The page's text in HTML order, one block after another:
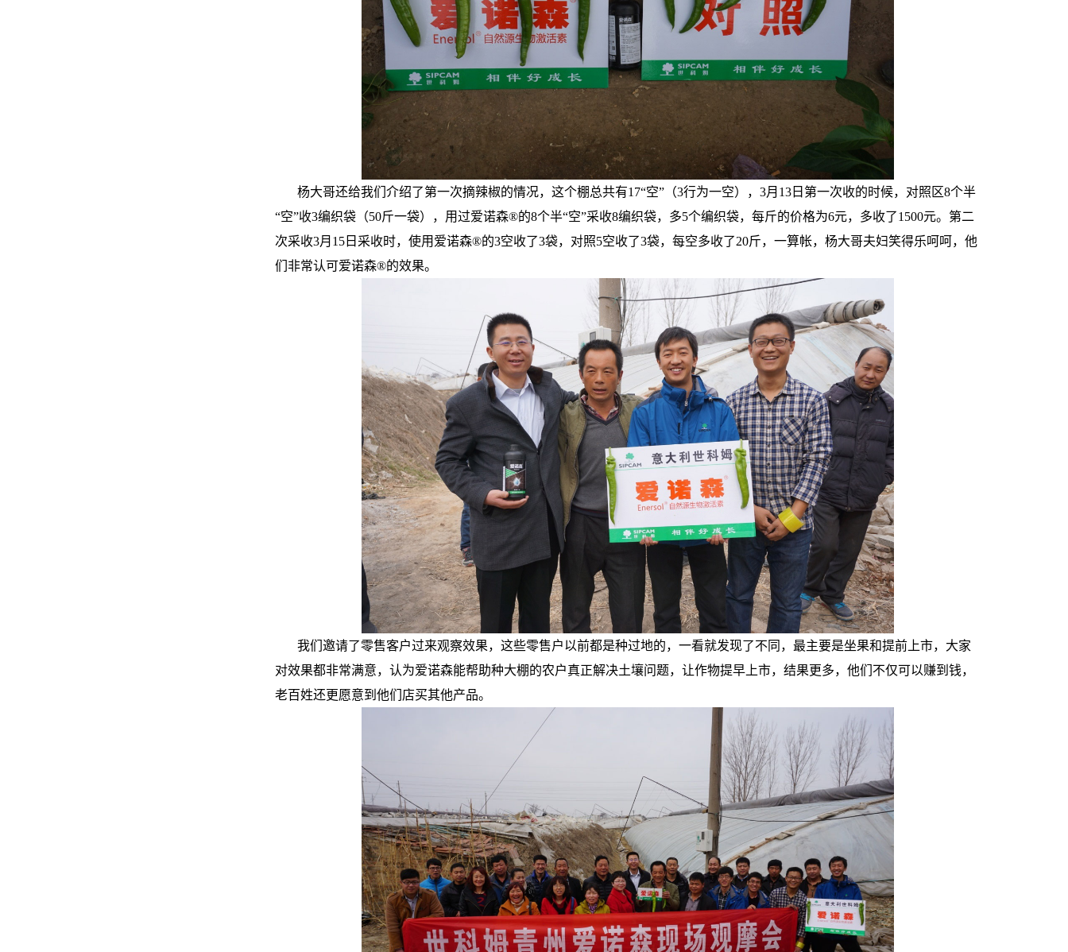
杨大哥还给我们介绍了第一次摘辣椒的情况，这个棚总共有17“空”（3行为一空），3月13日第一次收的时候，对照区8个半
“空”收3编织袋（50斤一袋），用过爱诺森®的8个半“空”采收8编织袋，多5个编织袋，每斤的价格为6元，多收了1500元。第二
次采收3月15日采收时，使用爱诺森®的3空收了3袋，对照5空收了3袋，每空多收了20斤，一算帐，杨大哥夫妇笑得乐呵呵，他
们非常认可爱诺森®的效果。
我们邀请了零售客户过来观察效果，这些零售户以前都是种过地的，一看就发现了不同，最主要是坐果和提前上市，大家
对效果都非常满意，认为爱诺森能帮助种大棚的农户真正解决土壤问题，让作物提早上市，结果更多，他们不仅可以赚到钱，
老百姓还更愿意到他们店买其他产品。